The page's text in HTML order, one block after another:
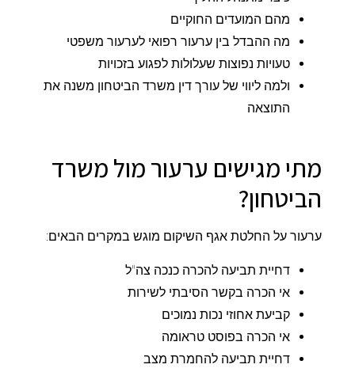
מהם המועדים החוקיים
מה ההבדל בין ערעור רפואי לערעור משפטי
טעויות נפוצות שעלולות לפגוע בזכויות
ולמה ליווי של עורך דין משרד הביטחון משנה את
התוצאה
מתי מגישים ערעור מול משרד
הביטחון?
ערעור על החלטת אגף השיקום מוגש במקרים הבאים:
דחיית תביעה להכרה כנכה צה"ל
אי הכרה בקשר הסיבתי לשירות
קביעת אחוזי נכות נמוכים
אי הכרה בפוסט טראומה
דחיית תביעה להחמרת מצב